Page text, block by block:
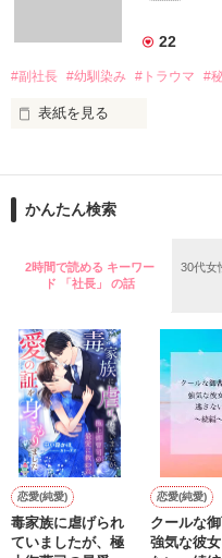
第二部　イタリア編
後編
第四部　ニューヨーク編（完
作
22
#副社長 #幼馴染み #トラウマ #
表紙を見る
ど、ある事がトラウマにな
るのだろうか。
したい。
過去も未来もあなたが好
30才になっても初恋を引き
ダメダメ女の私にもう一度
かんたん検索
2時間で読める キーワー
ド 「社長」 の話
30代女
恋愛(純愛)
毒家族に虐げられ
ていましたが、極
恋愛(純愛)
クールな
強気な彼